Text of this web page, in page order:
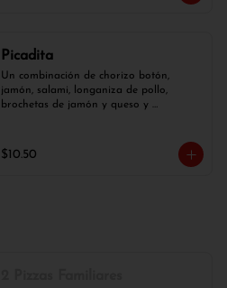
Picadita
Un combinación de chorizo botón,
jamón, salami, longaniza de pollo,
brochetas de jamón y queso y
$10.50